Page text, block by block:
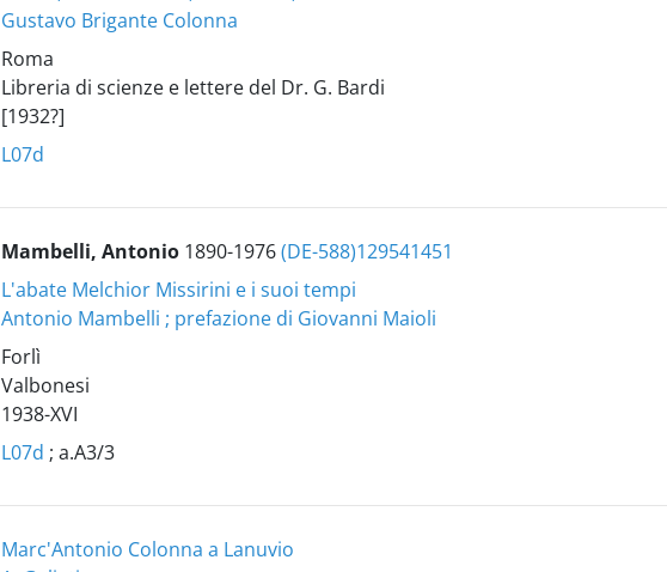
Gustavo Brigante Colonna
Roma
Libreria di scienze e lettere del Dr. G. Bardi
[1932?]
L07d
Mambelli, Antonio1890-1976(DE-588)129541451
L'abate Melchior Missirini e i suoi tempi
Antonio Mambelli ; prefazione di Giovanni Maioli
Forlì
Valbonesi
1938-XVI
L07d ; a.A3/3
Marc'Antonio Colonna a Lanuvio